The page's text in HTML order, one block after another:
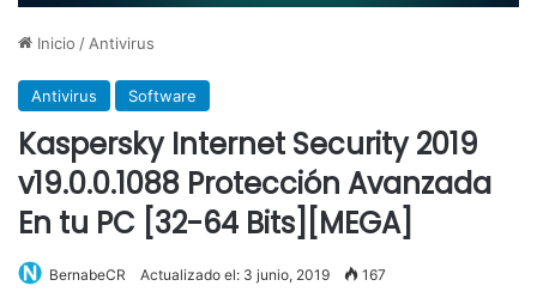
Inicio /Antivirus
Antivirus Software
Kaspersky Internet Security 2019
v19.0.0.1088 Protección Avanzada
En tu PC [32-64 Bits][MEGA]
BernabeCR Actualizado el: 3 junio, 2019 167